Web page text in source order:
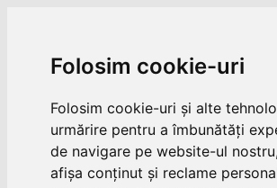
Folosim cookie-uri
Folosim cookie-uri și alte
urmărire pentru a îmbunătăți
de navigare pe website-ul
afișa conținut și reclame